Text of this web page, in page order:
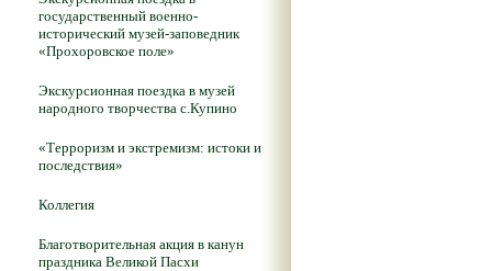
государственный военно-
исторический музей-заповедник
«Прохоровское поле»
Экскурсионная поездка в музей
народного творчества с.Купино
«Терроризм и экстремизм: истоки и
последствия»
Коллегия
Благотворительная акция в канун
праздника Великой Пасхи